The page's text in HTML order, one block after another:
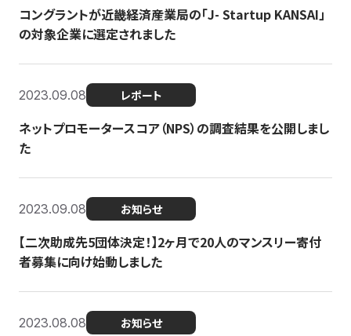
コングラントが近畿経済産業局の「J- Startup KANSAI」
の対象企業に選定されました
2023.09.08 レポート
ネットプロモータースコア（NPS）の調査結果を公開しまし
た
2023.09.08 お知らせ
【二次助成先5団体決定！】2ヶ月で20人のマンスリー寄付
者募集に向け始動しました
2023.08.08 お知らせ